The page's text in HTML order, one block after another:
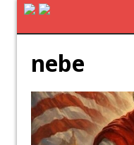
nebe